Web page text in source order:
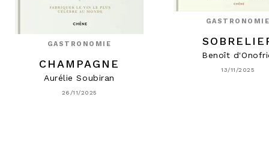
GASTRONOMIE
CHAMPAGNE
Aurélie Soubiran
26/11/2025
Benoît
13/11/2025